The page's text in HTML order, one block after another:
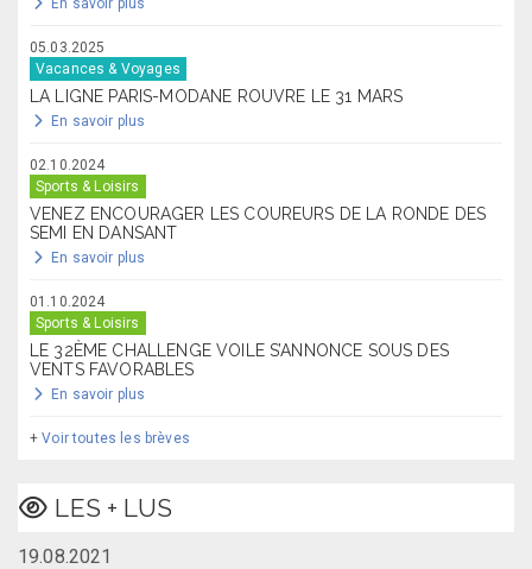
05.03.2025
Vacances & Voyages
LA LIGNE PARIS-MODANE ROUVRE LE 31 MARS
En savoir plus
02.10.2024
Sports & Loisirs
VENEZ ENCOURAGER LES COUREURS DE LA RONDE DES
SEMI EN DANSANT
En savoir plus
01.10.2024
Sports & Loisirs
LE 32ÈME CHALLENGE VOILE S’ANNONCE SOUS DES
VENTS FAVORABLES
En savoir plus
+Voir toutes les brèves
LES + LUS
19.08.2021